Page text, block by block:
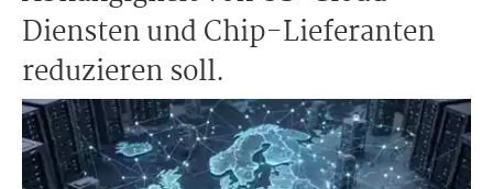
Diensten und Chip-Lieferanten
reduzieren soll.